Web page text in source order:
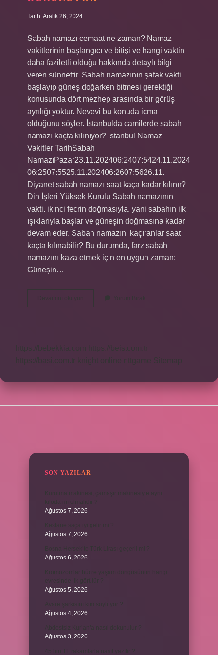
Tarih: Aralık 26, 2024
Sabah namazı cemaat ne zaman? Namaz
vakitlerinin başlangıcı ve bitişi ve hangi vaktin
daha faziletli olduğu hakkında detaylı bilgi
veren sünnettir. Sabah namazının şafak vakti
başlayıp güneş doğarken bitmesi gerektiği
konusunda dört mezhep arasında bir görüş
ayrılığı yoktur. Nevevi bu konuda icma
olduğunu söyler. İstanbulda camilerde sabah
namazı kaçta kılınıyor? İstanbul Namaz
VakitleriTarihSabah
NamazıPazar23.11.202406:2407:5424.11.2024
06:2507:5525.11.202406:2607:5626.11.
Diyanet sabah namazı saat kaça kadar kılınır?
Din İşleri Yüksek Kurulu Sabah namazının
vakti, ikinci fecrin doğmasıyla, yani sabahın ilk
ışıklarıyla başlar ve güneşin doğmasına kadar
devam eder. Sabah namazını kaçıranlar saat
kaçta kılınabilir? Bu durumda, farz sabah
namazını kaza etmek için en uygun zaman:
Güneşin…
Devamını okuyun
Camilerde
Sabah
Yorum Bırak
https://bebekkia.com
https://beis.com.tr
https://basi.com.tr
knight online nttgame Sitemap
SON YAZILAR
Ağustos 7, 2026
Ağustos 7, 2026
Ağustos 6, 2026
Ağustos 5, 2026
Ağustos 4, 2026
Ağustos 3, 2026